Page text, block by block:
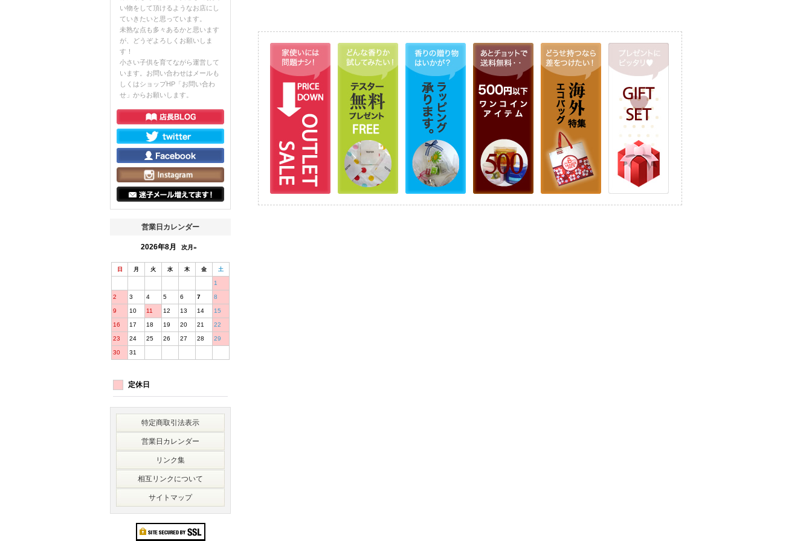
い物をして頂けるようなお店にし
ていきたいと思っています。
未熟な点も多々あるかと思います
が、どうぞよろしくお願いしま
す！
小さい子供を育てながら運営して
います。お問い合わせはメールも
しくはショップHP「お問い合わ
せ」からお願いします。
営業日カレンダー
2026年8月 次月»
日 月 火 水 木 金 土
1
2 3 4 5 6 7 8
9 10 11 12 13 14 15
16 17 18 19 20 21 22
23 24 25 26 27 28 29
30 31
定休日
特定商取引法表示
営業日カレンダー
リンク集
相互リンクについて
サイトマップ